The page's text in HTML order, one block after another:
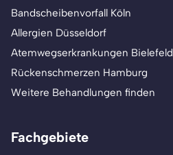
Bandscheibenvorfall Köln
Allergien Düsseldorf
Atemwegserkrankungen Bielefeld
Rückenschmerzen Hamburg
Weitere Behandlungen finden
Fachgebiete